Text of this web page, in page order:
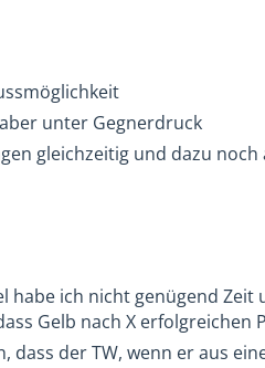
unter Gegnerdruck
gleichzeitig und dazu
habe ich nicht genügend
Gelb nach X
dass der TW, wenn er aus